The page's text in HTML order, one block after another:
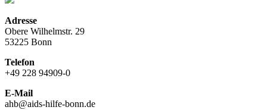
Adresse
Obere Wilhelmstr. 29
53225 Bonn
Telefon
+49 228 94909-0
E-Mail
ahb@aids-hilfe-bonn.de